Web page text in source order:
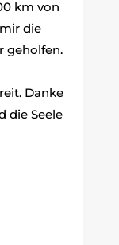
km von
die
geholfen.
Danke
die Seele